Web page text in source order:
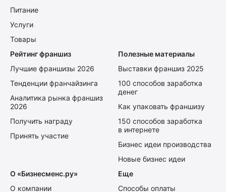
Питание
Услуги
Товары
Рейтинг франшиз
Лучшие франшизы 2026
Тенденции франчайзинга
Аналитика рынка франшиз
2026
Получить награду
Принять участие
Полезные материалы
Выставки франшиз 2025
100 способов заработка
денег
Как упаковать франшизу
150 способов заработка
в интернете
Бизнес идеи производства
Новые бизнес идеи
О «Бизнесменс.ру»
О компании
Еще
Способы оплаты